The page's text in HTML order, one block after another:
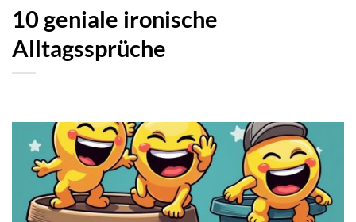
10 geniale ironische
Alltagssprüche